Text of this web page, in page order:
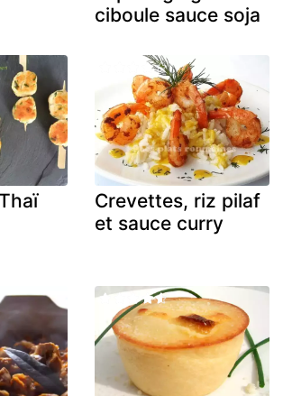
ciboule sauce soja
Crevettes, riz pilaf
et sauce curry